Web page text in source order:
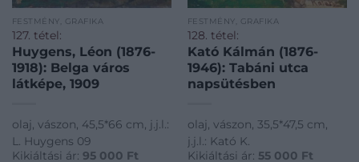
FESTMÉNY, GRAFIKA
127. tétel:
Huygens, Léon (1876-
1918): Belga város
látképe, 1909
olaj, vászon, 45,5*66 cm, j.j.l.:
L. Huygens 09
Kikiáltási ár: 95 000 Ft
FESTMÉNY, GRAFIKA
128. tétel:
Kató Kálmán (1876-
1946): Tabáni utca
napsütésben
olaj, vászon, 35,5*47,5 cm,
j.j.l.: Kató K.
Kikiáltási ár: 55 000 Ft